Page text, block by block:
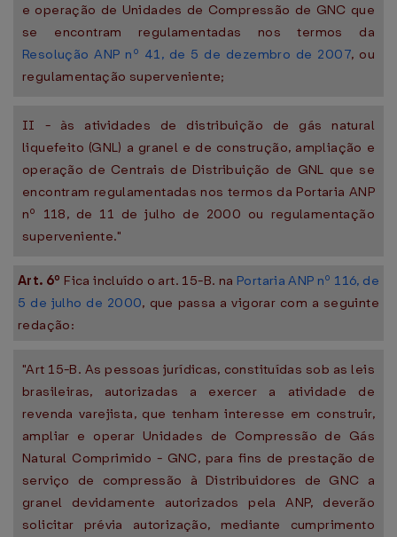
e operação de Unidades de Compressão de GNC que
se encontram regulamentadas nos termos da
Resolução ANP nº 41, de 5 de dezembro de 2007, ou
regulamentação superveniente;
II - às atividades de distribuição de gás natural
liquefeito (GNL) a granel e de construção, ampliação e
operação de Centrais de Distribuição de GNL que se
encontram regulamentadas nos termos da Portaria ANP
nº 118, de 11 de julho de 2000 ou regulamentação
superveniente."
Art. 6º Fica incluído o art. 15-B. na Portaria ANP nº 116, de
5 de julho de 2000, que passa a vigorar com a seguinte
redação:
"Art 15-B. As pessoas jurídicas, constituídas sob as leis
brasileiras, autorizadas a exercer a atividade de
revenda varejista, que tenham interesse em construir,
ampliar e operar Unidades de Compressão de Gás
Natural Comprimido - GNC, para fins de prestação de
serviço de compressão à Distribuidores de GNC a
granel devidamente autorizados pela ANP, deverão
solicitar prévia autorização, mediante cumprimento